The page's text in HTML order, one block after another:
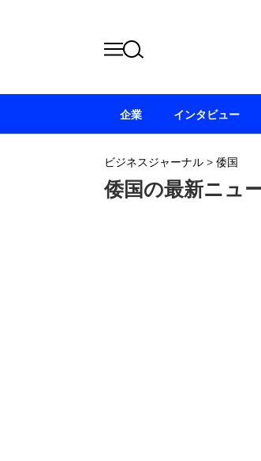
ビジネスジャーナル > 倭国
倭国の最新ニュ
企業 インタビュー